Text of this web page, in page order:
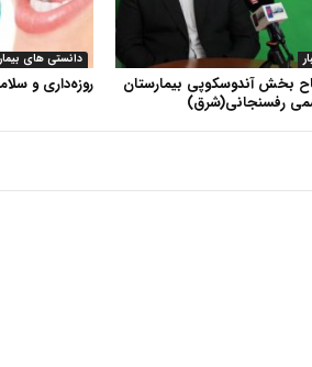
دانستی های
روزه‌داری و
بخش آندوسکوپی بیمارستان
رفسنجانی(شرق)